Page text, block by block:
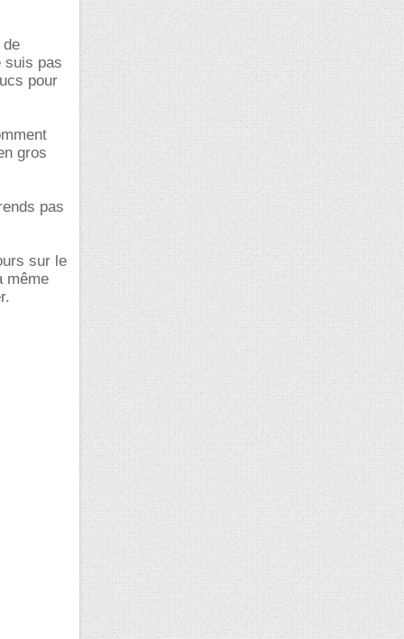
suis pas
pour
gros
pas
sur le
même